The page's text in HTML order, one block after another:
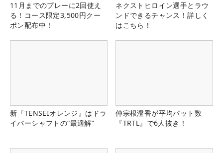
11月までのプレーに2回使え
る！コース限定3,500円クー
ポン配布中！
ネクストヒロイン選手とラウ
ンドできるチャンス！詳しく
はこちら！
新『TENSEIオレンジ』はドラ
イバーシャフトの“最適解”
仲宗根澄香が平均パット数
『TRTL』で6人抜き！